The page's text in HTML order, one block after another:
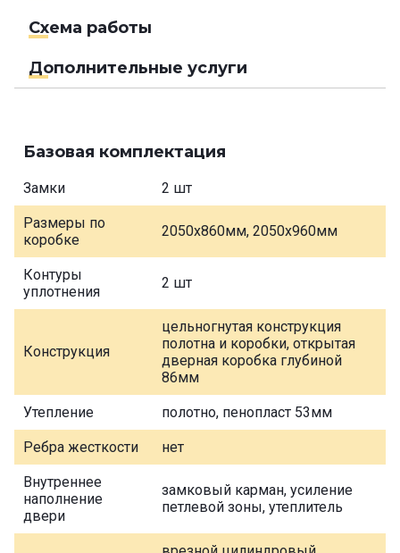
Схема работы
Дополнительные услуги
Базовая комплектация
Замки 2 шт
Размеры по
коробке
2050х860мм, 2050х960мм
Контуры
уплотнения
2 шт
Конструкция
цельногнутая конструкция
полотна и коробки, открытая
дверная коробка глубиной
86мм
Утепление полотно, пенопласт 53мм
Ребра жесткости нет
Внутреннее
наполнение
двери
замковый карман, усиление
петлевой зоны, утеплитель